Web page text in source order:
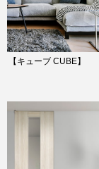
【キューブ CUBE】